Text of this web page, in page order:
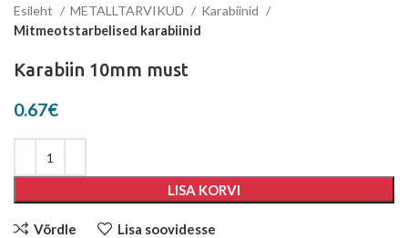
Esileht METALLTARVIKUD
Karabiinid
Mitmeotstarbelised karabiinid
Karabiin 10mm must
0.67€
LISA KORVI
Võrdle Lisa soovidesse